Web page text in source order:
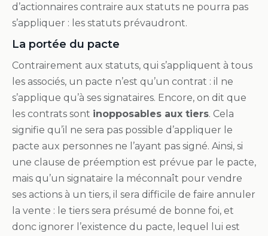
d’actionnaires contraire aux statuts ne pourra pas
s’appliquer : les statuts prévaudront.
La portée du pacte
Contrairement aux statuts, qui s’appliquent à tous
les associés, un pacte n’est qu’un contrat : il ne
s’applique qu’à ses signataires. Encore, on dit que
les contrats sont inopposables aux tiers. Cela
signifie qu’il ne sera pas possible d’appliquer le
pacte aux personnes ne l’ayant pas signé. Ainsi, si
une clause de préemption est prévue par le pacte,
mais qu’un signataire la méconnaît pour vendre
ses actions à un tiers, il sera difficile de faire annuler
la vente : le tiers sera présumé de bonne foi, et
donc ignorer l’existence du pacte, lequel lui est